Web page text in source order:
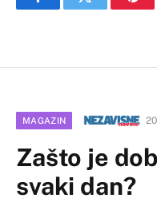
FacebookTwitter
MAGAZIN
Zašto je
svaki dan?